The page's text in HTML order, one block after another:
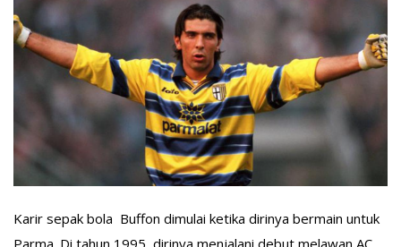
Karir sepak bola Buffon dimulai ketika dirinya bermain untuk